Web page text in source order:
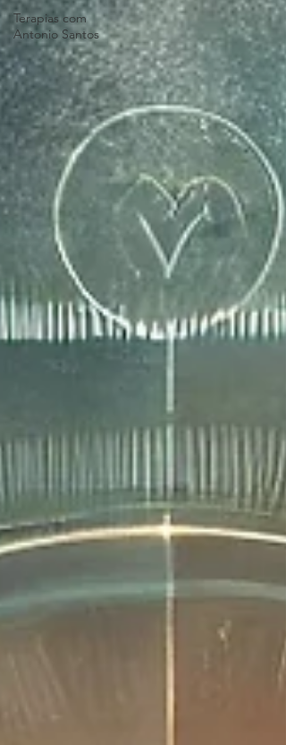
Terapias com
Antonio Santos